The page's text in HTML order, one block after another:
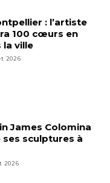
: l’artiste
100 cœurs en
la ville
2026
James Colomina
ses sculptures à
2026